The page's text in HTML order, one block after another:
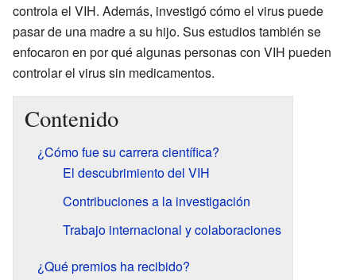
controla el VIH. Además, investigó cómo el virus puede
pasar de una madre a su hijo. Sus estudios también se
enfocaron en por qué algunas personas con VIH pueden
controlar el virus sin medicamentos.
Contenido
¿Cómo fue su carrera científica?
El descubrimiento del VIH
Contribuciones a la investigación
Trabajo internacional y colaboraciones
¿Qué premios ha recibido?